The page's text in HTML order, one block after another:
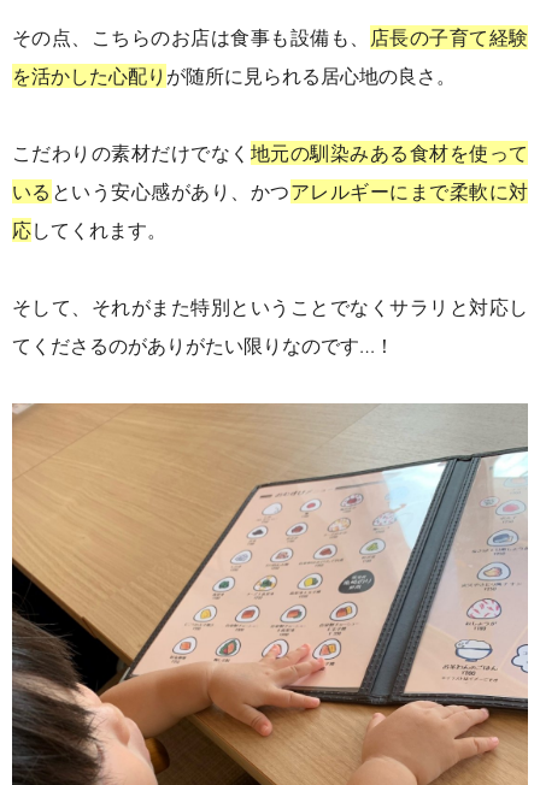
その点、こちらのお店は食事も設備も、
店長の子育て経験
を活かした心配り が随所に見られる居心地の良さ。
こだわりの素材だけでなく 地元の馴染みある食材を使って
いる という安心感があり、かつアレルギーにまで柔軟に対
応してくれます。
そして、それがまた特別ということでなくサラリと対応し
てくださるのがありがたい限りなのです…！